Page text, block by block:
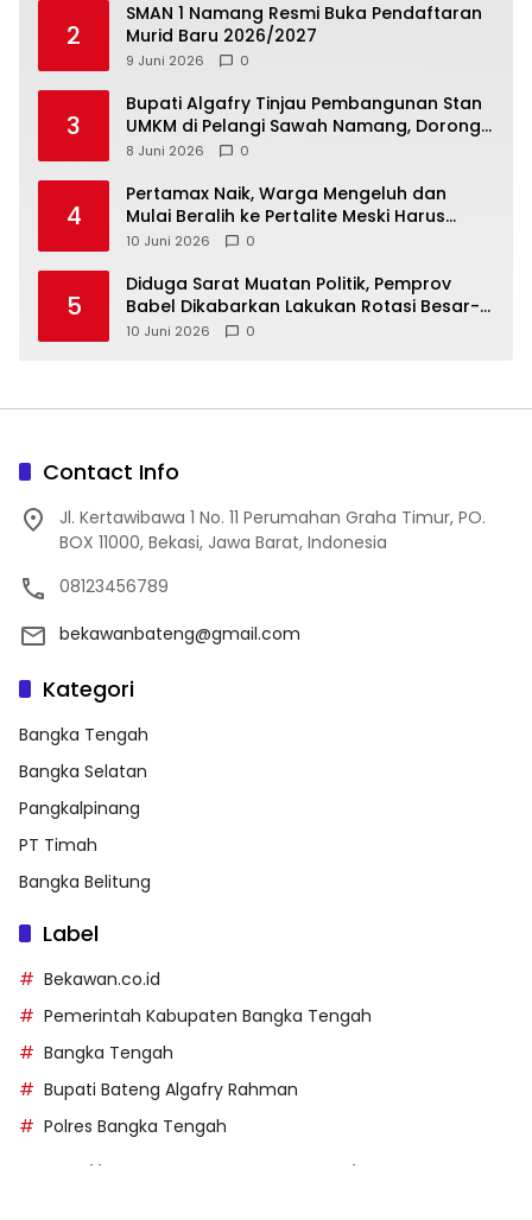
2
SMAN 1 Namang Resmi Buka Pendaftaran
Murid Baru 2026/2027
9 Juni 2026 0
3
‎Bupati Algafry Tinjau Pembangunan Stan
UMKM di Pelangi Sawah Namang, Dorong
Wisata dan Ekonomi Lokal Kian Tertata
8 Juni 2026 0
4
‎Pertamax Naik, Warga Mengeluh dan
Mulai Beralih ke Pertalite Meski Harus
10 Juni 2026 0
5
‎Diduga Sarat Muatan Politik, Pemprov
Babel Dikabarkan Lakukan Rotasi Besar-
10 Juni 2026 0
Contact Info
Jl. Kertawibawa 1 No. 11 Perumahan Graha Timur, PO.
BOX 11000, Bekasi, Jawa Barat, Indonesia
08123456789
bekawanbateng@gmail.com
Kategori
Bangka Tengah
Bangka Selatan
Pangkalpinang
PT Timah
Bangka Belitung
Label
Bekawan.co.id
Pemerintah Kabupaten Bangka Tengah
Bangka Tengah
Bupati Bateng Algafry Rahman
Polres Bangka Tengah